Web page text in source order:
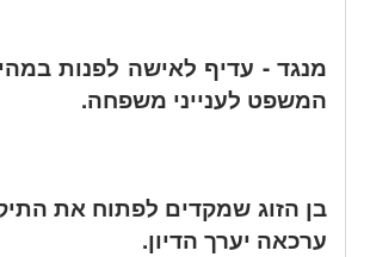
מנגד - עדיף לאישה לפנות
המשפט לענייני משפחה.
בן הזוג שמקדים לפתוח את
ערכאה יערך הדיון.